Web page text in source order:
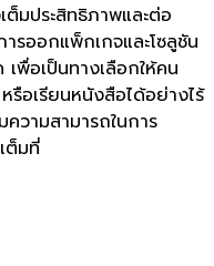
ต็มประสิทธิภาพและต่อ
รออกแพ็กเกจและโซลูชัน
พื่อเป็นทางเลือกให้คน
รือเรียนหนังสือได้อย่างไร้
ความสามารถในการ
ต็มที่